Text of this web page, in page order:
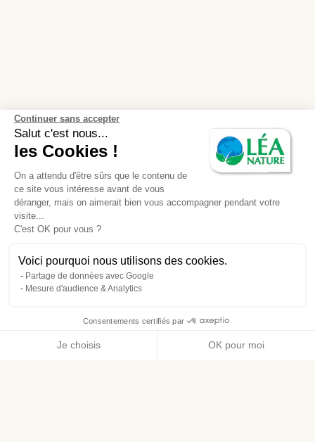
Continuer sans accepter
Salut c'est nous...
les Cookies !
On a attendu d'être sûrs que le contenu de
ce site vous intéresse avant de vous
déranger, mais on aimerait bien vous accompagner pendant votre
visite...
C'est OK pour vous ?
Voici pourquoi nous utilisons des cookies.
Partage de données avec Google
Mesure d'audience & Analytics
Consentements certifiés par
Je choisis OK pour moi